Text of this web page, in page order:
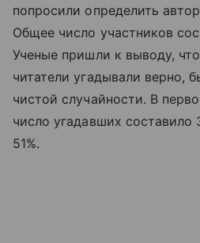
попросили определить
Общее число участников
Ученые пришли к выводу,
читатели угадывали верно,
чистой случайности. В
число угадавших
51%.